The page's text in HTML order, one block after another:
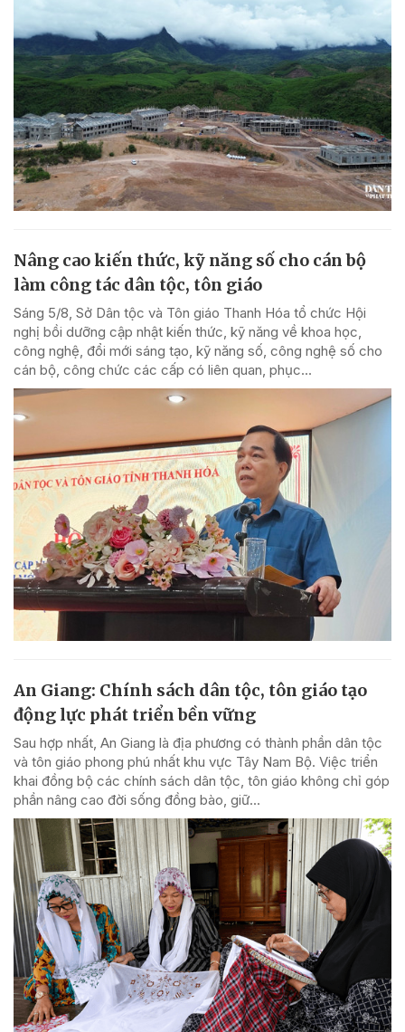
Nâng cao kiến thức, kỹ năng số cho cán bộ
làm công tác dân tộc, tôn giáo
Sáng 5/8, Sở Dân tộc và Tôn giáo Thanh Hóa tổ chức Hội
nghị bồi dưỡng cập nhật kiến thức, kỹ năng về khoa học,
công nghệ, đổi mới sáng tạo, kỹ năng số, công nghệ số cho
cán bộ, công chức các cấp có liên quan, phục...
An Giang: Chính sách dân tộc, tôn giáo tạo
động lực phát triển bền vững
Sau hợp nhất, An Giang là địa phương có thành phần dân tộc
và tôn giáo phong phú nhất khu vực Tây Nam Bộ. Việc triển
khai đồng bộ các chính sách dân tộc, tôn giáo không chỉ góp
phần nâng cao đời sống đồng bào, giữ...